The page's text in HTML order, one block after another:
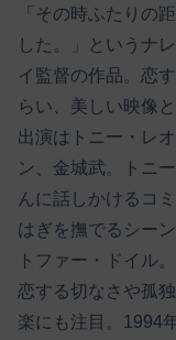
「その時ふたりの
した。」というナ
イ監督の作品。恋
らい、美しい映像
出演はトニー・レ
ン、金城武。トニ
んに話しかけるコ
はぎを撫でるシー
トファー・ドイル。
恋する切なさや孤
楽にも注目。1994